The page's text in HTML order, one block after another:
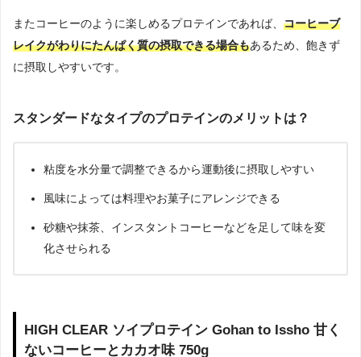
またコーヒーのように楽しめるプロテインであれば、 コーヒーブ
レイクがわりにたんぱく質の摂取できる場合もあるため、飽きず
に摂取しやすいです。
スタンダードなタイプのプロテインのメリットは？
粘度を水分量で調整できるから運動後に摂取しやすい
風味によっては料理やお菓子にアレンジできる
砂糖や抹茶、インスタントコーヒーなどを足して味を変
化させられる
HIGH CLEAR ソイプロテイン Gohan to Issho 甘く
ないコーヒーとカカオ味 750g